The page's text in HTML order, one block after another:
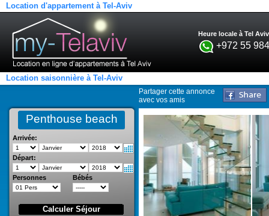
Location d'appartement à Tel-Aviv
Heure locale à Tel
+972 55
Location saisonnière à Tel-Aviv
Partager cette annonce
avec vos amis
Penthouse beach
Arrivée:
Départ:
Personnes Bébés
Calculer Séjour